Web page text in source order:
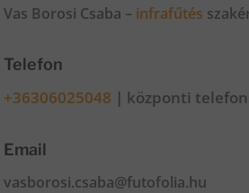
Vas Borosi Csaba – infrafűtés
Telefon
+36306025048 | központi
Email
vasborosi.csaba@futofolia.hu